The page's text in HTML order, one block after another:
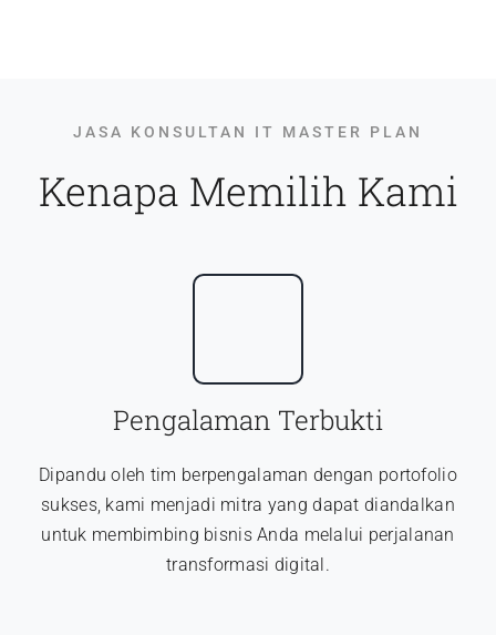
JASA KONSULTAN IT MASTER PLAN
Kenapa Memilih Kami
Pengalaman Terbukti
Dipandu oleh tim berpengalaman dengan portofolio
sukses, kami menjadi mitra yang dapat diandalkan
untuk membimbing bisnis Anda melalui perjalanan
transformasi digital.